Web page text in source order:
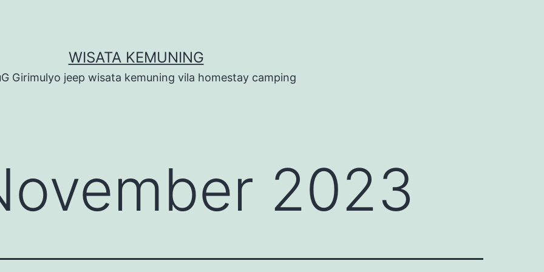
WISATA KEMUNING
Girimulyo jeep wisata kemuning vila homestay camping
2023